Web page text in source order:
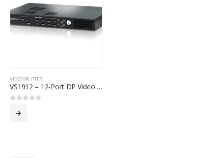
VIDEO SPLITTER
VS1912 – 12-Port DP Video Wall Media Player